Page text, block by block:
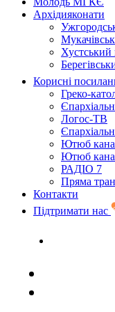
Архідияконати
Хустський
Корисні
Греко-
Логос-ТВ
Ютюб
Ютюб
РАДІО 7
Пряма
Контакти
Підтримати нас